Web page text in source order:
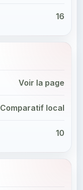
16
Voir la page
Comparatif local
10